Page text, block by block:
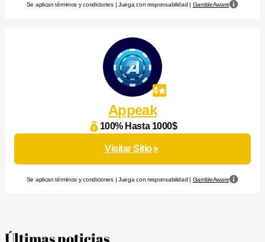
Se aplican términos y condiciones | Juega con responsabilidad | GambleAware
4
Appeak
100% Hasta 1000$
Visitar Sitio
Se aplican términos y condiciones | Juega con responsabilidad | GambleAware